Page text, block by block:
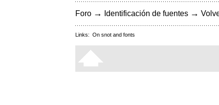
Foro → Identificación de fuentes →
Links: On snot and fonts